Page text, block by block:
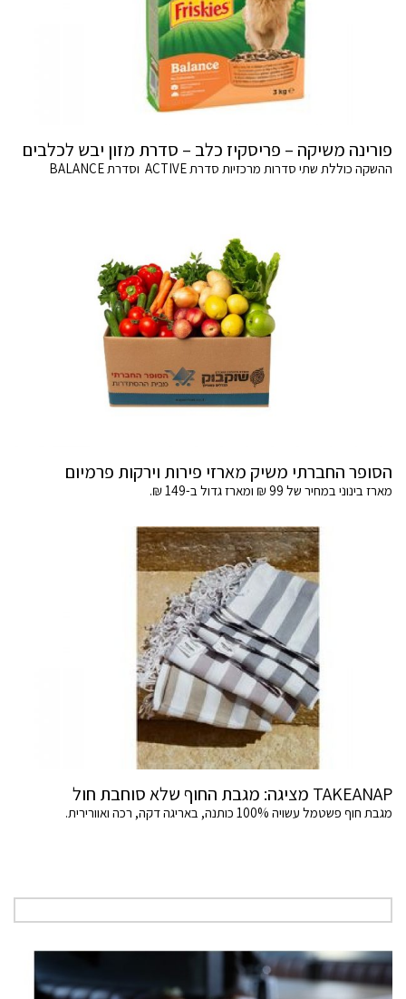
פורינה משיקה – פריסקיז כלב – סדרת מזון יבש לכלבים
ההשקה כוללת שתי סדרות מרכזיות סדרת ACTIVE וסדרת BALANCE
הסופר החברתי משיק מארזי פירות וירקות פרמיום
מארז בינוני במחיר של 99 ₪ ומארז גדול ב-149 ₪.
TAKEANAP מציגה: מגבת החוף שלא סוחבת חול
מגבת חוף פשטמל עשויה 100% כותנה, באריגה דקה, רכה ואוורירית.